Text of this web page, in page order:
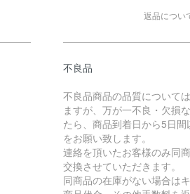
返品につい
不良品
不良品商品の品質について
ますが、万が一不良・欠損
たら、商品到着日から5日
をお願い致します。
連絡を頂いたお客様のみ同
交換させていただきます。
同商品の在庫がない場合は